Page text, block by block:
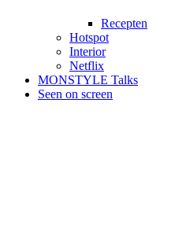
Recepten
Hotspot
Interior
Netflix
MONSTYLE Talks
Seen on screen